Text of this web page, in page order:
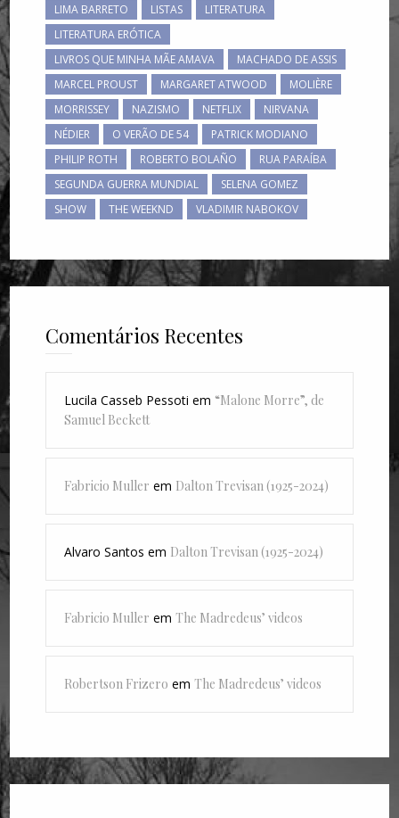
LIMA BARRETO
LISTAS
LITERATURA
LITERATURA ERÓTICA
LIVROS QUE MINHA MÃE AMAVA
MACHADO DE ASSIS
MARCEL PROUST
MARGARET ATWOOD
MOLIÈRE
MORRISSEY
NAZISMO NETFLIX
NIRVANA
NÉDIER
O VERÃO DE 54
PATRICK MODIANO
PHILIP ROTH
ROBERTO BOLAÑO
RUA PARAÍBA
SEGUNDA GUERRA MUNDIAL
SELENA GOMEZ
SHOW
THE WEEKND VLADIMIR NABOKOV
Comentários Recentes
Lucila Casseb Pessoti em “Malone Morre”, de
Samuel Beckett
Fabricio Muller em Dalton Trevisan (1925-2024)
Alvaro Santos em Dalton Trevisan (1925-2024)
Fabricio Muller emThe Madredeus’ videos
Robertson Frizero emThe Madredeus’ videos